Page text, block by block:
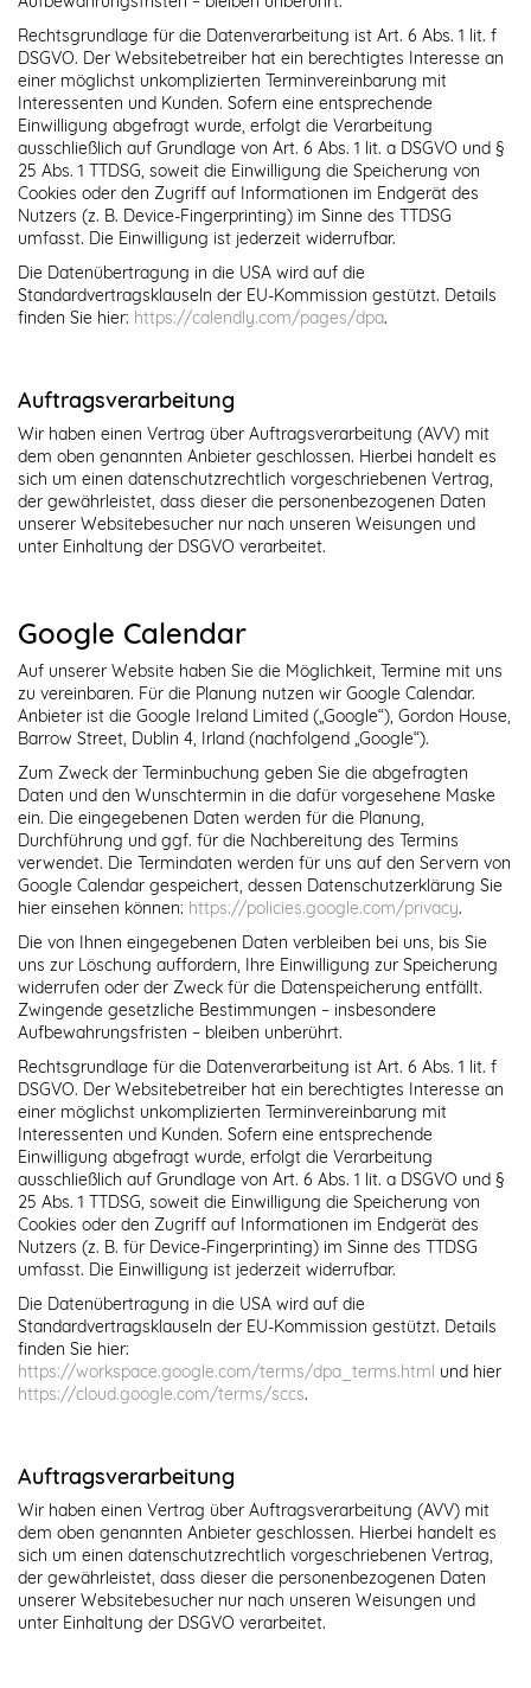
Rechtsgrundlage für die Datenverarbeitung ist Art. 6 Abs. 1 lit. f
DSGVO. Der Websitebetreiber hat ein berechtigtes Interesse an
einer möglichst unkomplizierten Terminvereinbarung mit
Interessenten und Kunden. Sofern eine entsprechende
Einwilligung abgefragt wurde, erfolgt die Verarbeitung
ausschließlich auf Grundlage von Art. 6 Abs. 1 lit. a DSGVO und §
25 Abs. 1 TTDSG, soweit die Einwilligung die Speicherung von
Cookies oder den Zugriff auf Informationen im Endgerät des
Nutzers (z. B. Device-Fingerprinting) im Sinne des TTDSG
umfasst. Die Einwilligung ist jederzeit widerrufbar.
Die Datenübertragung in die USA wird auf die
Standardvertragsklauseln der EU-Kommission gestützt. Details
finden Sie hier: https://calendly.com/pages/dpa.
Auftragsverarbeitung
Wir haben einen Vertrag über Auftragsverarbeitung (AVV) mit
dem oben genannten Anbieter geschlossen. Hierbei handelt es
sich um einen datenschutzrechtlich vorgeschriebenen Vertrag,
der gewährleistet, dass dieser die personenbezogenen Daten
unserer Websitebesucher nur nach unseren Weisungen und
unter Einhaltung der DSGVO verarbeitet.
Google Calendar
Auf unserer Website haben Sie die Möglichkeit, Termine mit uns
zu vereinbaren. Für die Planung nutzen wir Google Calendar.
Anbieter ist die Google Ireland Limited („Google“), Gordon House,
Barrow Street, Dublin 4, Irland (nachfolgend „Google“).
Zum Zweck der Terminbuchung geben Sie die abgefragten
Daten und den Wunschtermin in die dafür vorgesehene Maske
ein. Die eingegebenen Daten werden für die Planung,
Durchführung und ggf. für die Nachbereitung des Termins
verwendet. Die Termindaten werden für uns auf den Servern von
Google Calendar gespeichert, dessen Datenschutzerklärung Sie
hier einsehen können: https://policies.google.com/privacy.
Die von Ihnen eingegebenen Daten verbleiben bei uns, bis Sie
uns zur Löschung auffordern, Ihre Einwilligung zur Speicherung
widerrufen oder der Zweck für die Datenspeicherung entfällt.
Zwingende gesetzliche Bestimmungen – insbesondere
Aufbewahrungsfristen – bleiben unberührt.
Rechtsgrundlage für die Datenverarbeitung ist Art. 6 Abs. 1 lit. f
DSGVO. Der Websitebetreiber hat ein berechtigtes Interesse an
einer möglichst unkomplizierten Terminvereinbarung mit
Interessenten und Kunden. Sofern eine entsprechende
Einwilligung abgefragt wurde, erfolgt die Verarbeitung
ausschließlich auf Grundlage von Art. 6 Abs. 1 lit. a DSGVO und §
25 Abs. 1 TTDSG, soweit die Einwilligung die Speicherung von
Cookies oder den Zugriff auf Informationen im Endgerät des
Nutzers (z. B. für Device-Fingerprinting) im Sinne des TTDSG
umfasst. Die Einwilligung ist jederzeit widerrufbar.
Die Datenübertragung in die USA wird auf die
Standardvertragsklauseln der EU-Kommission gestützt. Details
finden Sie hier:
https://workspace.google.com/terms/dpa_terms.html und hier
https://cloud.google.com/terms/sccs.
Auftragsverarbeitung
Wir haben einen Vertrag über Auftragsverarbeitung (AVV) mit
dem oben genannten Anbieter geschlossen. Hierbei handelt es
sich um einen datenschutzrechtlich vorgeschriebenen Vertrag,
der gewährleistet, dass dieser die personenbezogenen Daten
unserer Websitebesucher nur nach unseren Weisungen und
unter Einhaltung der DSGVO verarbeitet.